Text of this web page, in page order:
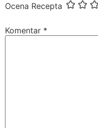
Ocena Recepta
Komentar *